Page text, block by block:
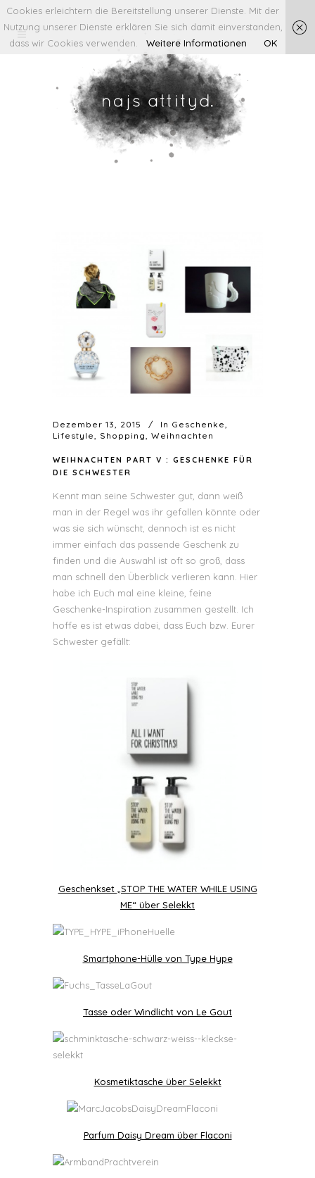
Dezember 13, 2015 In Geschenke
Lifestyle
Shopping Weihnachten
WEIHNACHTEN PART V : GESCHENKE FÜR
DIE SCHWESTER
Kennt man seine Schwester gut, dann weiß
man in der Regel was ihr gefallen könnte oder
was sie sich wünscht, dennoch ist es nicht
immer einfach das passende Geschenk zu
finden und die Auswahl ist oft so groß, dass
man schnell den Überblick verlieren kann. Hier
habe ich Euch mal eine kleine, feine
Geschenke-Inspiration zusammen gestellt. Ich
hoffe es ist etwas dabei, dass Euch bzw. Eurer
Schwester gefällt:
Geschenkset „STOP THE WATER WHILE USING
ME“ über Selekkt
Smartphone-Hülle von Type Hype
Tasse oder Windlicht von Le Gout
Kosmetiktasche über Selekkt
Parfum Daisy Dream über Flaconi
Cookies erleichtern die Bereitstellung unserer Dienste. Mit der
Nutzung unserer Dienste erklären Sie sich damit einverstanden,
dass wir Cookies verwenden.
Weitere Informationen OK